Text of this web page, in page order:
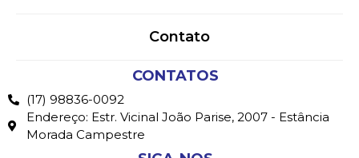
Contato
CONTATOS
(17) 98836-0092
Endereço: Estr. Vicinal João Parise, 2007 - Estância
Morada Campestre